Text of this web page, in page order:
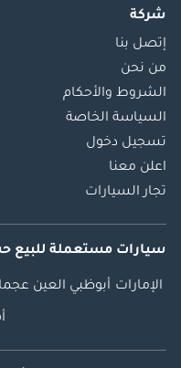
شركة
إتصل بنا
من نحن
الشروط والأحكام
السياسة الخاصة
تسجيل دخول
اعلن معنا
تجار السيارات
سيارات مستعملة للبيع
الإمارات أبوظبي العين